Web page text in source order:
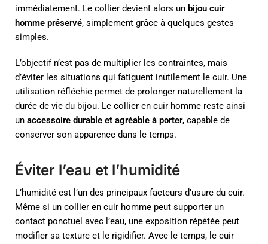
immédiatement. Le collier devient alors un bijou cuir
homme préservé, simplement grâce à quelques gestes
simples.
L’objectif n’est pas de multiplier les contraintes, mais
d’éviter les situations qui fatiguent inutilement le cuir. Une
utilisation réfléchie permet de prolonger naturellement la
durée de vie du bijou. Le collier en cuir homme reste ainsi
un accessoire durable et agréable à porter, capable de
conserver son apparence dans le temps.
Éviter l’eau et l’humidité
L’humidité est l’un des principaux facteurs d’usure du cuir.
Même si un collier en cuir homme peut supporter un
contact ponctuel avec l’eau, une exposition répétée peut
modifier sa texture et le rigidifier. Avec le temps, le cuir